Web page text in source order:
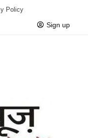
Policy
Sign up